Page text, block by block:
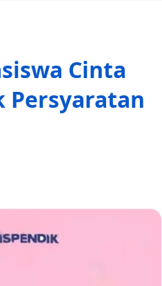
Cinta
Persyaratan